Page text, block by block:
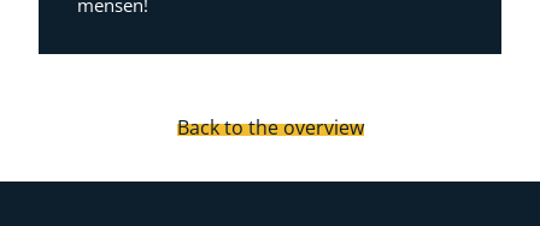
mensen!
Back to the overview